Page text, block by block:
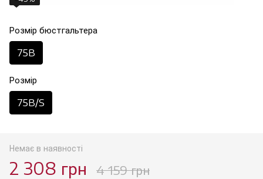
Розмір бюстгальтера
75B
Розмір
75B/S
Немає в наявності
2 308 грн 4 159 грн